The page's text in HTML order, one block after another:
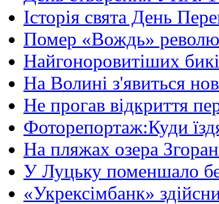
Історія свята День
Помер «Вождь»
Найгоноровитіших
На Волині з'явиться
Не прогав відкриття
Фоторепортаж:Куди
На пляжах озера
У Луцьку поменшало
«Укрексімбанк»